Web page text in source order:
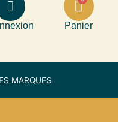
Panier
MARQUES